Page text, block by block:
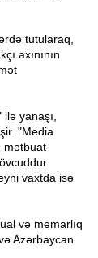
tutularaq,
axınının
yanaşı,
"Media
mətbuat
vaxtda isə
və memarlıq
Azərbaycan